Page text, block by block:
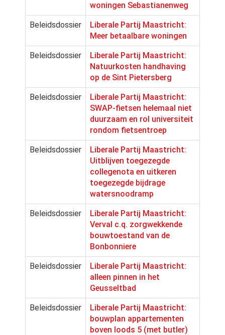
woningen Sebastianenweg
Beleidsdossier
Liberale Partij Maastricht:
Meer betaalbare woningen
Beleidsdossier
Liberale Partij Maastricht:
Natuurkosten handhaving
op de Sint Pietersberg
Beleidsdossier
Liberale Partij Maastricht:
SWAP-fietsen helemaal niet
duurzaam en rol universiteit
rondom fietsentroep
Beleidsdossier
Liberale Partij Maastricht:
Uitblijven toegezegde
collegenota en uitkeren
toegezegde bijdrage
watersnoodramp
Beleidsdossier
Liberale Partij Maastricht:
Verval c.q. zorgwekkende
bouwtoestand van de
Bonbonniere
Beleidsdossier
Liberale Partij Maastricht:
alleen pinnen in het
Geusseltbad
Beleidsdossier
Liberale Partij Maastricht:
bouwplan appartementen
boven loods 5 (met butler)